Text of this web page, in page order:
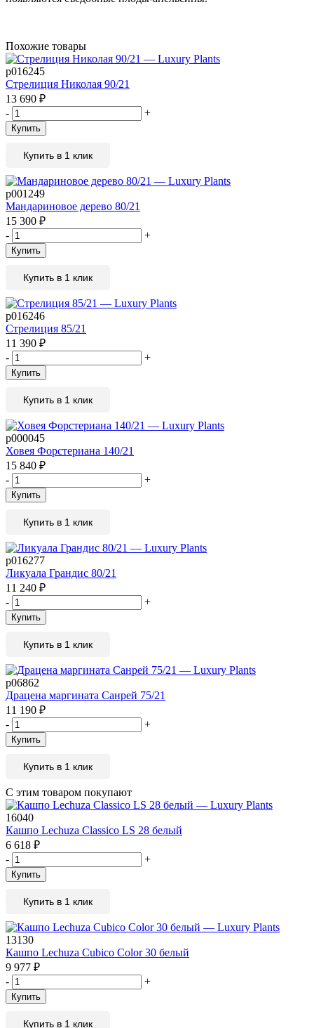
Похожие товары
р016245
Стрелиция Николая 90/21
13 690 ₽
-
+
Купить
Купить в 1 клик
р001249
Мандариновое дерево 80/21
15 300 ₽
-
+
Купить
Купить в 1 клик
р016246
Стрелиция 85/21
11 390 ₽
-
+
Купить
Купить в 1 клик
р000045
Ховея Форстериана 140/21
15 840 ₽
-
+
Купить
Купить в 1 клик
р016277
Ликуала Грандис 80/21
11 240 ₽
-
+
Купить
Купить в 1 клик
р06862
Драцена маргината Санрей 75/21
11 190 ₽
-
+
Купить
Купить в 1 клик
С этим товаром покупают
16040
Кашпо Lechuza Classico LS 28 белый
6 618 ₽
-
+
Купить
Купить в 1 клик
13130
Кашпо Lechuza Cubico Color 30 белый
9 977 ₽
-
+
Купить
Купить в 1 клик